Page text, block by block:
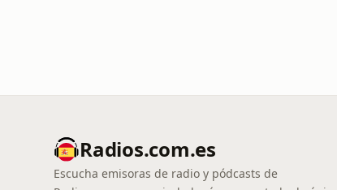
Radios.com.es
Escucha emisoras de radio y pódcasts de